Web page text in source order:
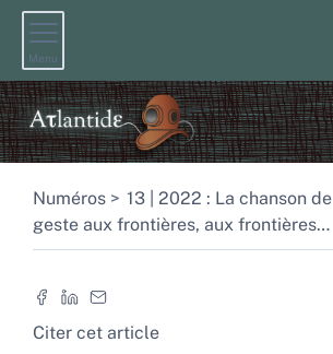
Menu
Numéros
13 | 2022 : La chanson de
geste aux frontières, aux frontières…
Citer cet article